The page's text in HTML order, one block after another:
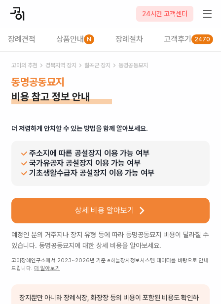
24시간 고객센터
장례견적 상품안내 N 장례절차 고객후기 2470
고이의 추천 경북지역 장지 칠곡군 장지 동명공동묘지
동명공동묘지
비용 참고 정보 안내
더 저렴하게 안치할 수 있는 방법을 함께 알아보세요.
주소지에 따른 공설장지 이용 가능 여부
국가유공자 공설장지 이용 가능 여부
기초생활수급자 공설장지 이용 가능 여부
상세 비용 알아보기
예정인 분의 거주지나 장지 유형 등에 따라 동명공동묘지 비용이 달라질 수
있습니다. 동명공동묘지 에 대한 상세 비용을 알아보세요.
고이장례연구소에서 2023~2026년 기준 e하늘장사정보시스템 데이터를 바탕으로 안내
드립니다. 더 알아보기
장지뿐만 아니라 장례식장, 화장장 등의 비용이 포함된 비용도 확인하